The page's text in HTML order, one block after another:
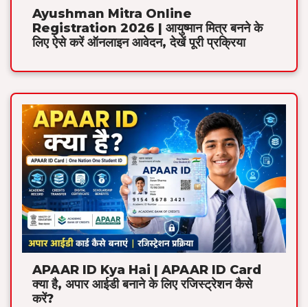
Ayushman Mitra Online
Registration 2026 | आयुष्मान मित्र बनने के
लिए ऐसे करें ऑनलाइन आवेदन, देखें पूरी प्रक्रिया
APAAR ID Kya Hai | APAAR ID Card
क्या है, अपार आईडी बनाने के लिए रजिस्ट्रेशन कैसे
करें?